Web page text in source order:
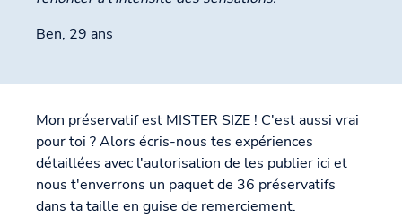
Ben, 29 ans
Mon préservatif est MISTER SIZE ! C'est aussi vrai
pour toi ? Alors écris-nous tes expériences
détaillées avec l'autorisation de les publier ici et
nous t'enverrons un paquet de 36 préservatifs
dans ta taille en guise de remerciement.